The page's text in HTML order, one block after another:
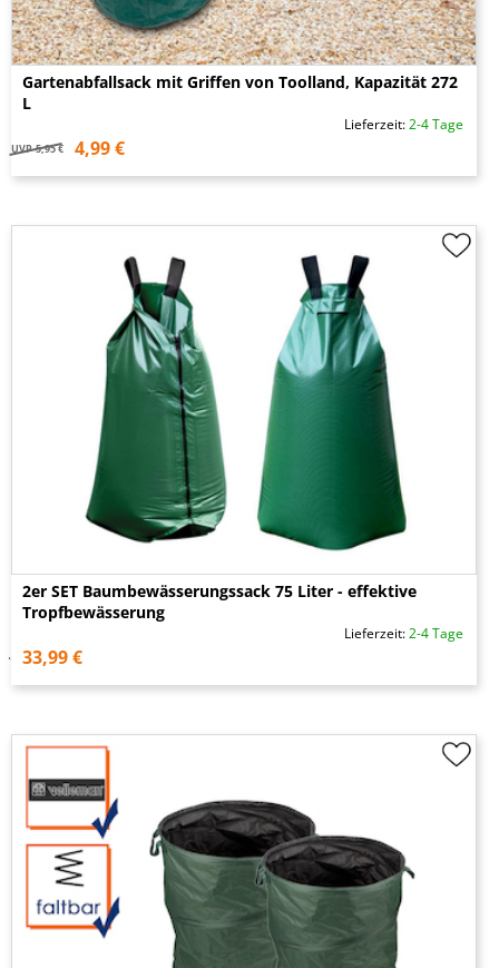
Gartenabfallsack mit Griffen von Toolland, Kapazität 272
L
Lieferzeit:2-4 Tage
UVP 5,95 € 4,99 €
2er SET Baumbewässerungssack 75 Liter - effektive
Tropfbewässerung
Lieferzeit:2-4 Tage
33,99 €